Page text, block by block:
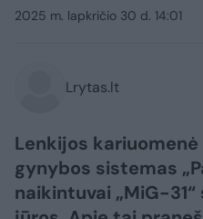
2025 m. lapkričio 30 d. 14:01
Lrytas.lt
Lenkijos
gynybos sistemas
naikintuvai „MiG-